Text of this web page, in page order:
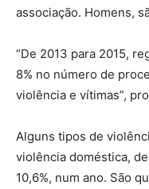
associação. Homens,
“De 2013 para 2015,
8% no número de
violência e vítimas”,
Alguns tipos de
violência doméstica,
10,6%, num ano. São